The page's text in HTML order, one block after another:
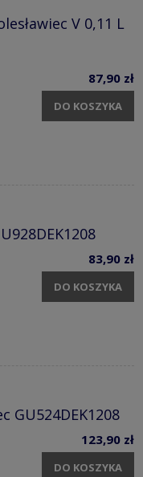
V 0,11 L
87,90 zł
DO KOSZYKA
83,90 zł
DO KOSZYKA
GU524DEK1208
123,90 zł
DO KOSZYKA